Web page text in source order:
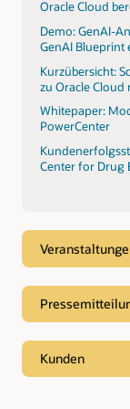
Oracle Cloud
Demo: GenAI-
GenAI Blueprint
Kurzübersicht:
zu Oracle
Whitepaper:
PowerCenter
Center for Drug
Kunden